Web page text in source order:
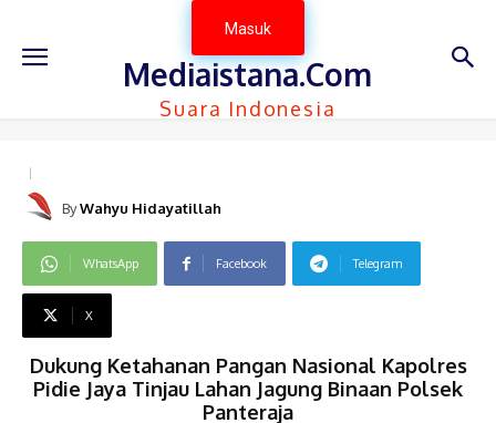
Masuk
Mediaistana.Com
Suara Indonesia
ByWahyu Hidayatillah
WhatsApp Facebook Telegram
X
Dukung Ketahanan Pangan Nasional Kapolres
Pidie Jaya Tinjau Lahan Jagung Binaan Polsek
Panteraja